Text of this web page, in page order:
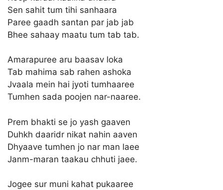
Sen sahit tum tihi sanhaara
Paree gaadh santan par jab jab
Bhee sahaay maatu tum tab tab.
Amarapuree aru baasav loka
Tab mahima sab rahen ashoka
Jvaala mein hai jyoti tumhaaree
Tumhen sada poojen nar-naaree.
Prem bhakti se jo yash gaaven
Duhkh daaridr nikat nahin aaven
Dhyaave tumhen jo nar man laee
Janm-maran taakau chhuti jaee.
Jogee sur muni kahat pukaaree